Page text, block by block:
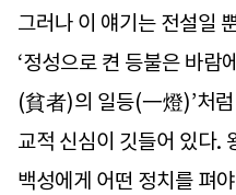
그러나 이 얘기는 전설일
‘정성으로 켠 등불은 바람
(貧者)의 일등(一燈)’처
교적 신심이 깃들어 있다.
백성에게 어떤 정치를 펴